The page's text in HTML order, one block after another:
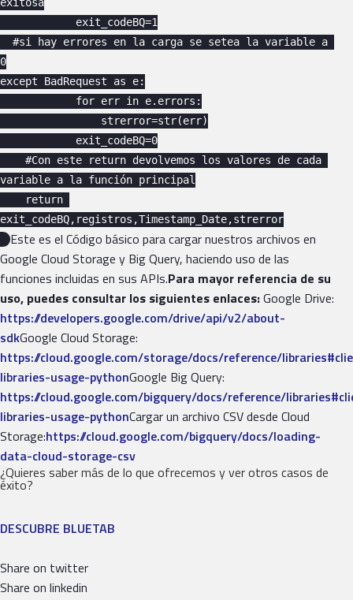
exitosa
0
except BadRequest as e:
variable a la función principal
exit_codeBQ,registros,Timestamp_Date,strerror
Este es el Código básico para cargar nuestros archivos en
Google Cloud Storage y Big Query, haciendo uso de las
funciones incluidas en sus APIs.Para mayor referencia de su
uso, puedes consultar los siguientes enlaces:Google Drive:
https://developers.google.com/drive/api/v2/about-
sdkGoogle Cloud Storage:
https://cloud.google.com/storage/docs/reference/
libraries-usage-pythonGoogle Big Query:
https://cloud.google.com/bigquery/docs/reference/
libraries-usage-pythonCargar un archivo CSV desde Cloud
Storage:https://cloud.google.com/bigquery/docs/loading-
data-cloud-storage-csv
¿Quieres saber más de lo que ofrecemos y ver otros casos de
éxito?
DESCUBRE BLUETAB
Share on twitter
Share on linkedin